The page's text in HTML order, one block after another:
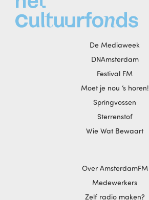
De Mediaweek
DNAmsterdam
Festival FM
Moet je nou ‘s horen!
Springvossen
Sterrenstof
Wie Wat Bewaart
Over AmsterdamFM
Medewerkers
Zelf radio maken?